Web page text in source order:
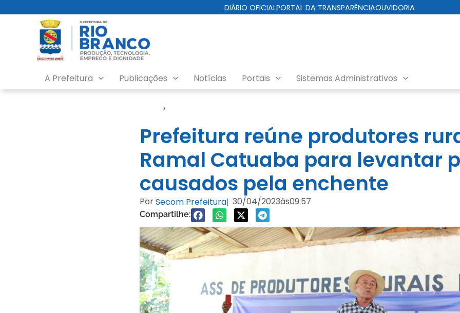
DIÁRIO OFICIALPORTAL DA TRANSPARÊNCIAOUVIDORIA
A Prefeitura Publicações Notícias Portais Sistemas Administrativos
›
Prefeitura reúne produtores
Ramal Catuaba para levantar
causados pela enchente
PorSecom Prefeitura| 30/04/2023às09:57
Compartilhe: